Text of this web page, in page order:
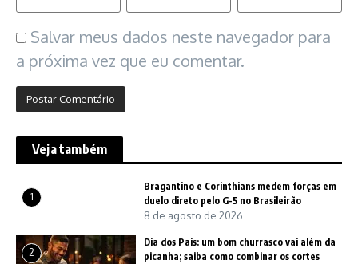
Salvar meus dados neste navegador para
a próxima vez que eu comentar.
Veja também
1
Bragantino e Corinthians medem forças em
duelo direto pelo G-5 no Brasileirão
8 de agosto de 2026
2
Dia dos Pais: um bom churrasco vai além da
picanha; saiba como combinar os cortes